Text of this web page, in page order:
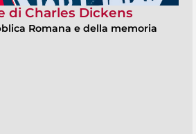
di Charles Dickens
Romana e della memoria